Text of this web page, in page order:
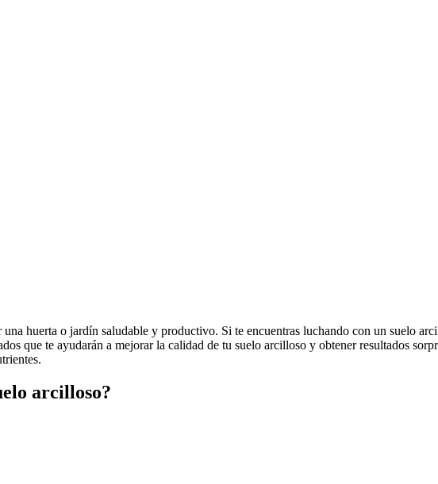
huerta o jardín saludable y productivo. Si te encuentras luchando con un suelo
que te ayudarán a mejorar la calidad de tu suelo arcilloso y obtener resultados
arcilloso?